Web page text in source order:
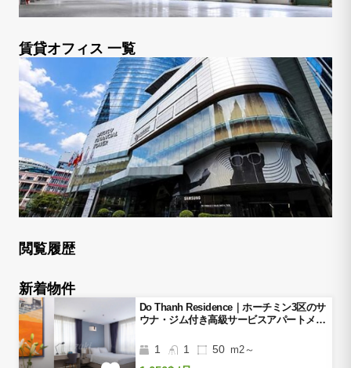
賃貸オフィス 一覧
閲覧履歴
新着物件
Do Thanh Residence｜ホーチミン3区のサ
ウナ・ジム付き高級サービスアパートメン
1 1 50 m2～